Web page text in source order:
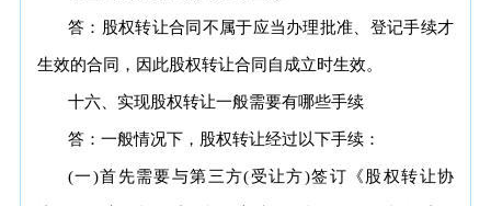
答：股权转让合同不属于应当办理批准、登记手续才
生效的合同，因此股权转让合同自成立时生效。
十六、实现股权转让一般需要有哪些手续
答：一般情况下，股权转让经过以下手续：
(一)首先需要与第三方(受让方)签订《股权转让协